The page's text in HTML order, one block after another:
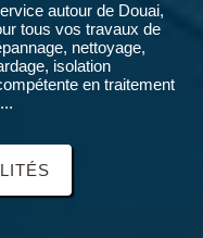
autour de Douai,
tous vos travaux de
nettoyage,
isolation
en traitement